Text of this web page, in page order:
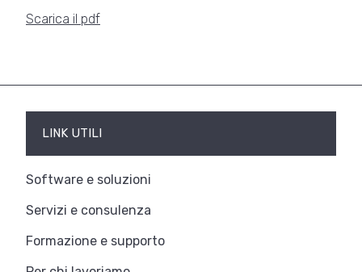
Scarica il pdf
LINK UTILI
Software e soluzioni
Servizi e consulenza
Formazione e supporto